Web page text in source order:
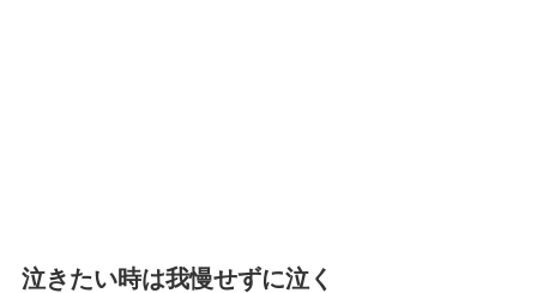
泣きたい時は我慢せずに泣く